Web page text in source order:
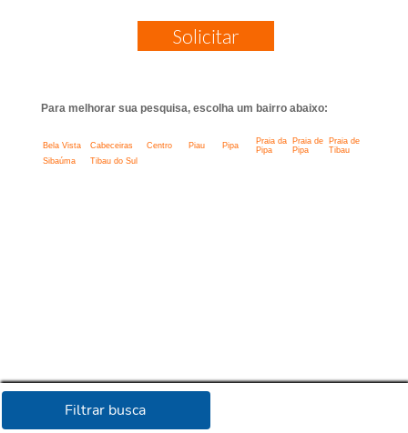
Filtrar busca
Solicitar
Para melhorar sua pesquisa, escolha um bairro abaixo:
Bela Vista Cabeceiras Centro Piau Pipa
Praia da
Pipa
Praia de
Pipa
Praia de
Tibau
Sibaúma
Tibau do Sul